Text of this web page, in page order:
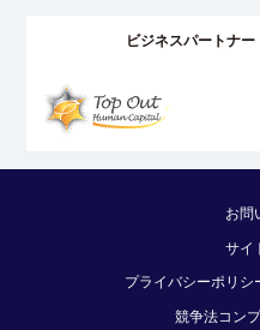
ビジネスパートナ
お問
サイ
プライバシーポリシ
競争法コン